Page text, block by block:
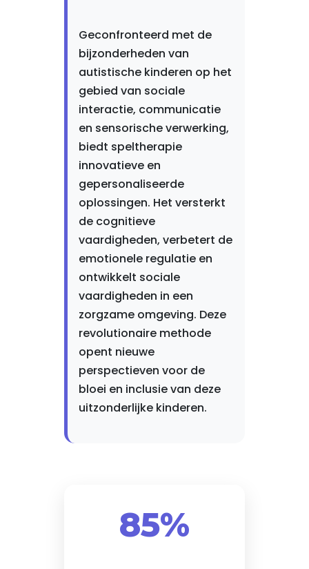
Geconfronteerd met de
bijzonderheden van
autistische kinderen op het
gebied van sociale
interactie, communicatie
en sensorische verwerking,
biedt speltherapie
innovatieve en
gepersonaliseerde
oplossingen. Het versterkt
de cognitieve
vaardigheden, verbetert de
emotionele regulatie en
ontwikkelt sociale
vaardigheden in een
zorgzame omgeving. Deze
revolutionaire methode
opent nieuwe
perspectieven voor de
bloei en inclusie van deze
uitzonderlijke kinderen.
85%